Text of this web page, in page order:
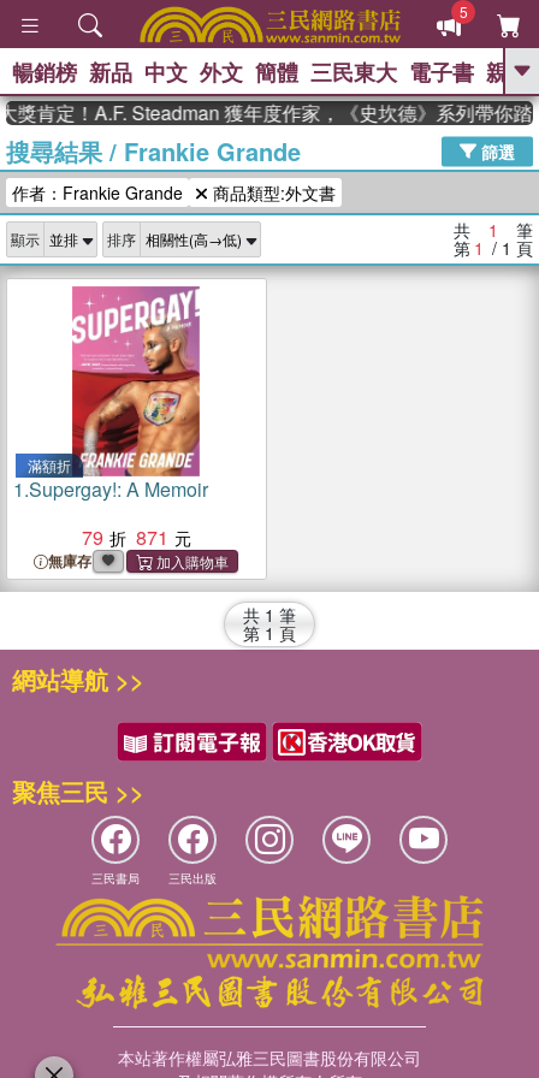
5
GO
熱搜： 東野圭吾 高希均教授回憶錄
、 The Odyssey 、 父親節 、 如果歷
史是一群喵 、
獎 臺灣漫遊錄 、 方念華 、 台灣的李
登輝時代
數學女孩：黎曼猜想 、
偉大的迷走神經
暢銷榜 新品 中文 外文 簡體 三民東大 電子書 親子
獎肯定！A.F. Steadman 獲年度作家，《史坎德》系列帶你踏
搜尋結果/ Frankie Grande
篩選
作者：Frankie Grande
商品類型:外文書
顯示 排序 共 1 筆
第 1 / 1 頁
滿額折
1.Supergay!: A Memoir
79
871
無庫存
共 1 筆
第 1 頁
網站導航 >>
聚焦三民 >>
三民書局 三民出版
本站著作權屬弘雅三民圖書股份有限公司